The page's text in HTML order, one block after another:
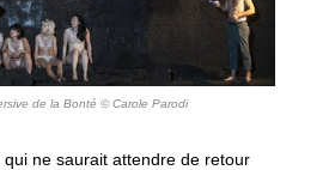
de la Bonté © Carole Parodi
ne saurait attendre de retour